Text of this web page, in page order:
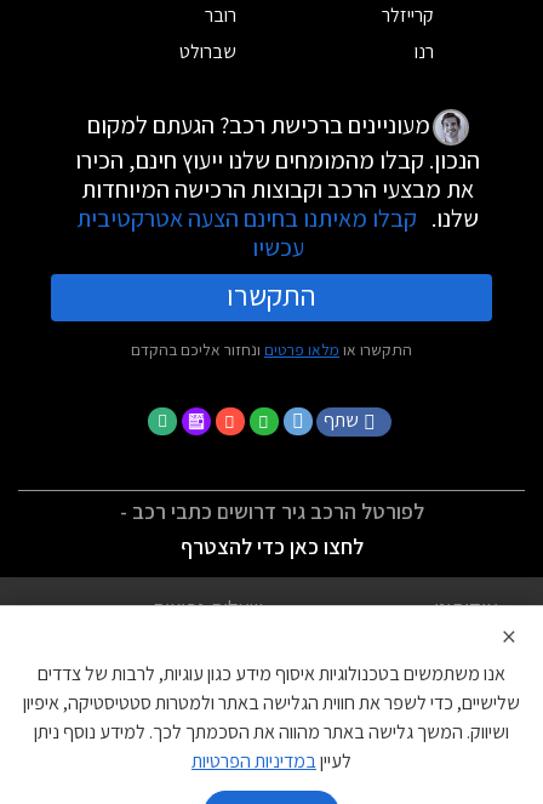
קרייזלר
רובר
רנו
שברולט
מעוניינים ברכישת רכב? הגעתם למקום
הנכון. קבלו מהמומחים שלנו ייעוץ חינם, הכירו
את מבצעי הרכב וקבוצות הרכישה המיוחדות
שלנו. קבלו מאיתנו בחינם הצעה אטרקטיבית
עכשיו
התקשרו
התקשרו או מלאו פרטים ונחזור אליכם בהקדם
שתף
לפורטל הרכב גיר דרושים כתבי רכב -
לחצו כאן כדי להצטרף
אודותינו
שאלות נפוצות
הצהרת נגישות
צור קשר
עוגיות
×
אנו משתמשים בטכנולוגיות איסוף מידע כגון עוגיות, לרבות של צדדים
שלישיים, כדי לשפר את חווית הגלישה באתר ולמטרות סטטיסטיקה, איפיון
ושיווק. המשך גלישה באתר מהווה את הסכמתך לכך. למידע נוסף ניתן
לעייןבמדיניות הפרטיות